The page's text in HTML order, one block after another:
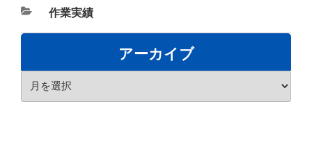
カ
テ
ー
作業実績
アーカイブ